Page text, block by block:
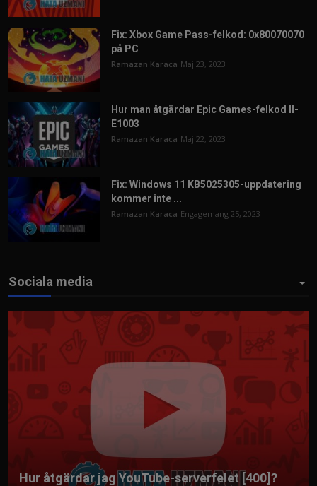
Fix: Xbox Game Pass-felkod: 0x80070070
på PC
Ramazan Karaca Maj 23, 2023
Hur man åtgärdar Epic Games-felkod II-
E1003
Ramazan Karaca Maj 22, 2023
Fix: Windows 11 KB5025305-uppdatering
kommer inte ...
Ramazan Karaca Engagemang 25, 2023
Sociala media
Hur åtgärdar jag YouTube-serverfelet [400]?